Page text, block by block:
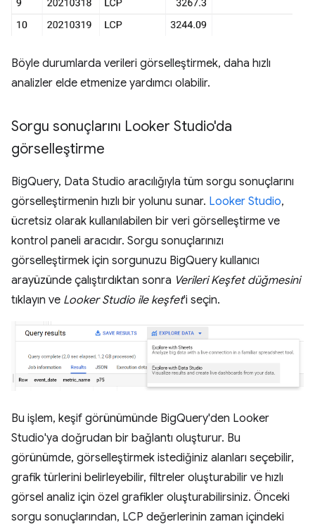
Böyle durumlarda verileri görselleştirmek, daha hızlı
analizler elde etmenize yardımcı olabilir.
Sorgu sonuçlarını Looker Studio'da
görselleştirme
BigQuery, Data Studio aracılığıyla tüm sorgu sonuçlarını
görselleştirmenin hızlı bir yolunu sunar. Looker Studio,
ücretsiz olarak kullanılabilen bir veri görselleştirme ve
kontrol paneli aracıdır. Sorgu sonuçlarınızı
görselleştirmek için sorgunuzu BigQuery kullanıcı
arayüzünde çalıştırdıktan sonra Verileri Keşfet düğmesini
tıklayın ve Looker Studio ile keşfet'i seçin.
Bu işlem, keşif görünümünde BigQuery'den Looker
Studio'ya doğrudan bir bağlantı oluşturur. Bu
görünümde, görselleştirmek istediğiniz alanları seçebilir,
grafik türlerini belirleyebilir, filtreler oluşturabilir ve hızlı
görsel analiz için özel grafikler oluşturabilirsiniz. Önceki
sorgu sonuçlarından, LCP değerlerinin zaman içindeki